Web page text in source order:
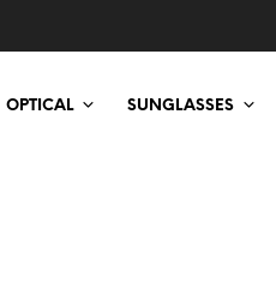
OPTICAL SUNGLASSES